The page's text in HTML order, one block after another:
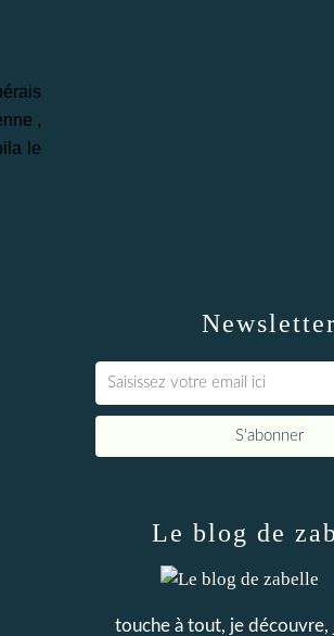
,
le
Newsletter
Le blog de
touche à tout, je découvre,